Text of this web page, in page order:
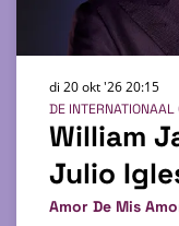
William
Julio
Amor De Mis
DE
di 20 okt '2620:15